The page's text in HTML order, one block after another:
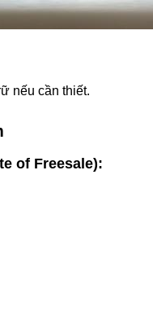
nếu cần thiết.
of Freesale):